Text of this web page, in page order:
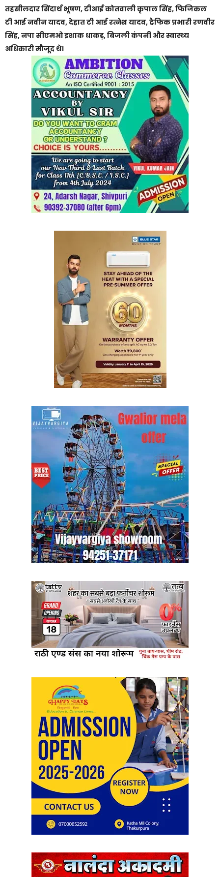
तहसीलदार सिंदार्थ भूषण, टीआई कोतवाली कृपाल सिंह, फिजिकल
टी आई नवीन यादव, देहात टी आई रत्नेश यादव, ट्रैफिक प्रभारी रणवीर
सिंह, नपा सीएमओ इशाक धाकड़, बिजली कंपनी और स्वास्थ्य
अधिकारी मौजूद थे।